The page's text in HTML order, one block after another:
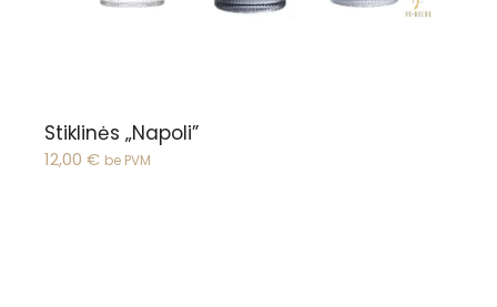
Stiklinės „Napoli”
12,00 € be PVM